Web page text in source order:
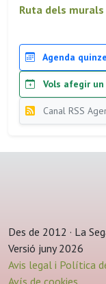
Ruta dels
Agenda
Vols afegir
Canal RSS
Des de 2012 · La
Versió juny 2026
Avis legal i Política